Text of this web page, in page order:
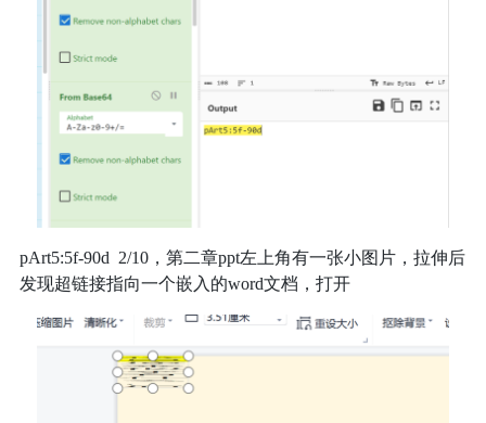
pArt5:5f-90d 2/10，第二章ppt左上角有一张小图片，拉伸后
发现超链接指向一个嵌入的word文档，打开